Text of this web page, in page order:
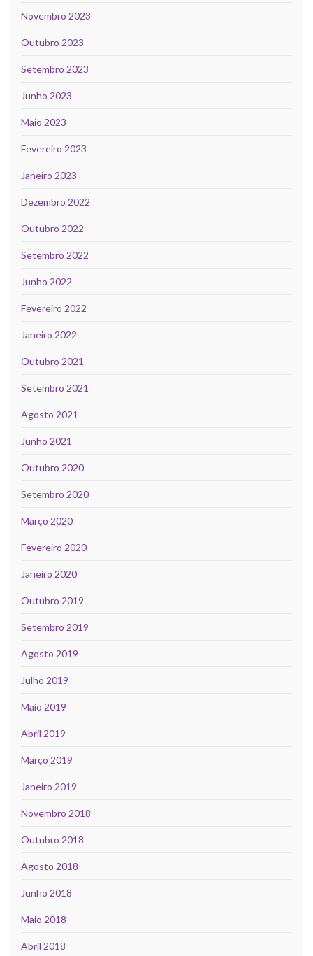
Novembro 2023
Outubro 2023
Setembro 2023
Junho 2023
Maio 2023
Fevereiro 2023
Janeiro 2023
Dezembro 2022
Outubro 2022
Setembro 2022
Junho 2022
Fevereiro 2022
Janeiro 2022
Outubro 2021
Setembro 2021
Agosto 2021
Junho 2021
Outubro 2020
Setembro 2020
Março 2020
Fevereiro 2020
Janeiro 2020
Outubro 2019
Setembro 2019
Agosto 2019
Julho 2019
Maio 2019
Abril 2019
Março 2019
Janeiro 2019
Novembro 2018
Outubro 2018
Agosto 2018
Junho 2018
Maio 2018
Abril 2018